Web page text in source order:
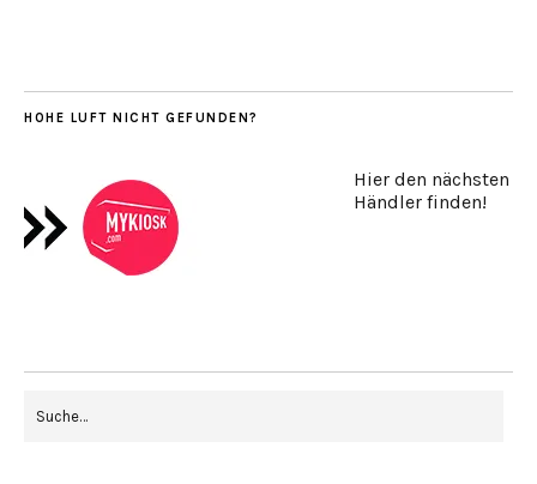
HOHE LUFT NICHT GEFUNDEN?
Hier den nächsten
Händler finden!